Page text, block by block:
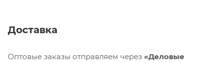
Доставка
Оптовые заказы отправляем через «Деловые